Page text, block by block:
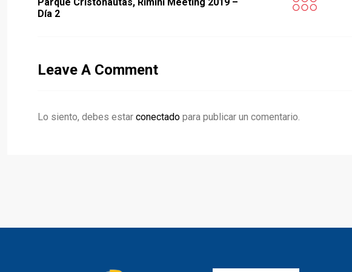
Día 2
Leave A Comment
Lo siento, debes estar conectado para publicar un comentario.